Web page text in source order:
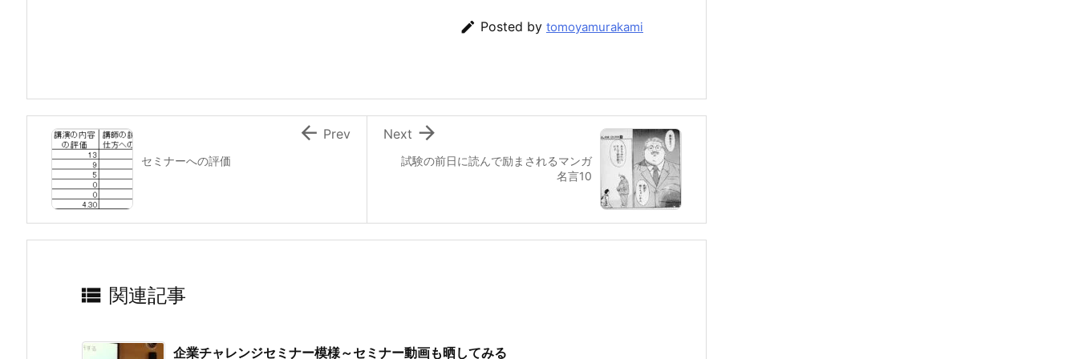
 Posted by tomoyamurakami
試験の前日に読んで励まされるマンガ
名言10

Next
セミナーへの評価
 Prev
 関連記事
企業チャレンジセミナー模様～セミナー動画も晒してみる